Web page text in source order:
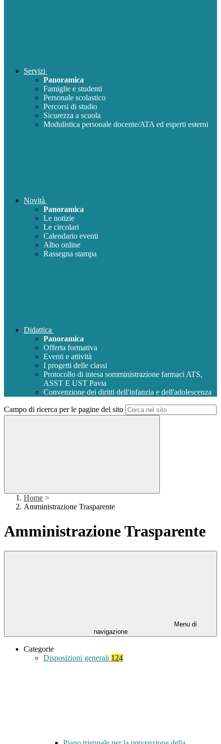
Servizi
Panoramica
Famiglie e studenti
Personale scolastico
Percorsi di studio
Sicurezza a scuola
Modulistica personale docente/ATA ed esperti esterni
Novità
Panoramica
Le notizie
Le circolari
Calendario eventi
Albo online
Rassegna stampa
Didattica
Panoramica
Offerta formativa
Eventi e attività
I progetti delle classi
Protocollo di intesa somministrazione farmaci ATS,
ASST E UST Pavia
Convenzione dei diritti dell'infanzia e dell'adolescenza
Campo di ricerca per le pagine del sito
Home >
Amministrazione Trasparente
Amministrazione Trasparente
Menu di
navigazione
Categorie
Disposizioni generali 124